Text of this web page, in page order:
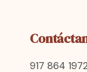
917 864